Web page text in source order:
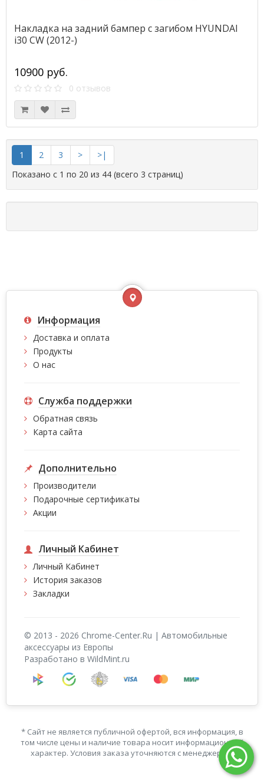
Накладка на задний бампер с загибом HYUNDAI
i30 CW (2012-)
10900 руб.
0 отзывов
1 2 3 >
>|
Показано с 1 по 20 из 44 (всего 3 страниц)
Информация
Доставка и оплата
Продукты
О нас
Служба поддержки
Обратная связь
Карта сайта
Дополнительно
Производители
Подарочные сертификаты
Акции
Личный Кабинет
Личный Кабинет
История заказов
Закладки
© 2013 - 2026 Chrome-Center.Ru | Автомобильные
аксессуары из Европы
Разработано в WildMint.ru
* Сайт не является публичной офертой, вся информация, в
том числе цены и наличие товара носит информационный
характер. Условия заказа уточняются с менеджером.